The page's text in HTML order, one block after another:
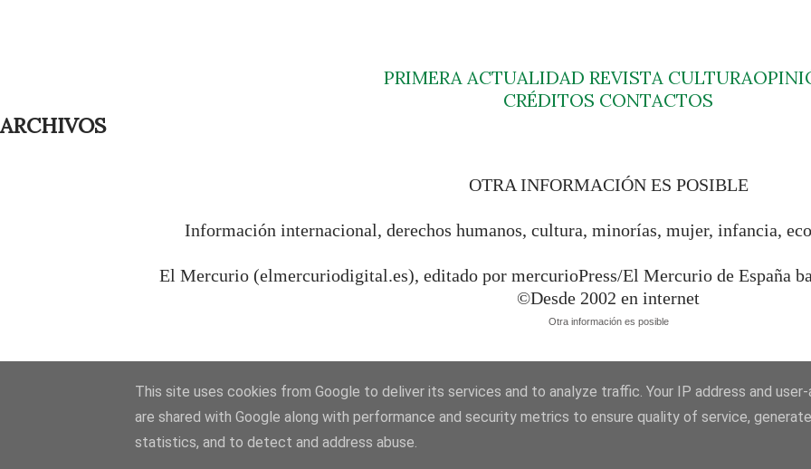
PRIMERA ACTUALIDAD REVISTA CULTURA
CRÉDITOS CONTACTOS
ARCHIVOS
OTRA INFORMACIÓN ES POSIBLE
Información internacional, derechos humanos, cultura, minorías, mujer, infancia,
El Mercurio (elmercuriodigital.es), editado por mercurioPress/El Mercurio de España
©Desde 2002 en internet
Otra información es posible
This site uses cookies from Google to deliver its services and to analyze traffic. Your IP address and
are shared with Google along with performance and security metrics to ensure quality of service,
statistics, and to detect and address abuse.